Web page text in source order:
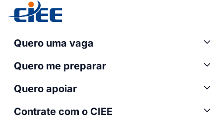
Quero uma vaga
Quero me preparar
Quero apoiar
Contrate com o CIEE